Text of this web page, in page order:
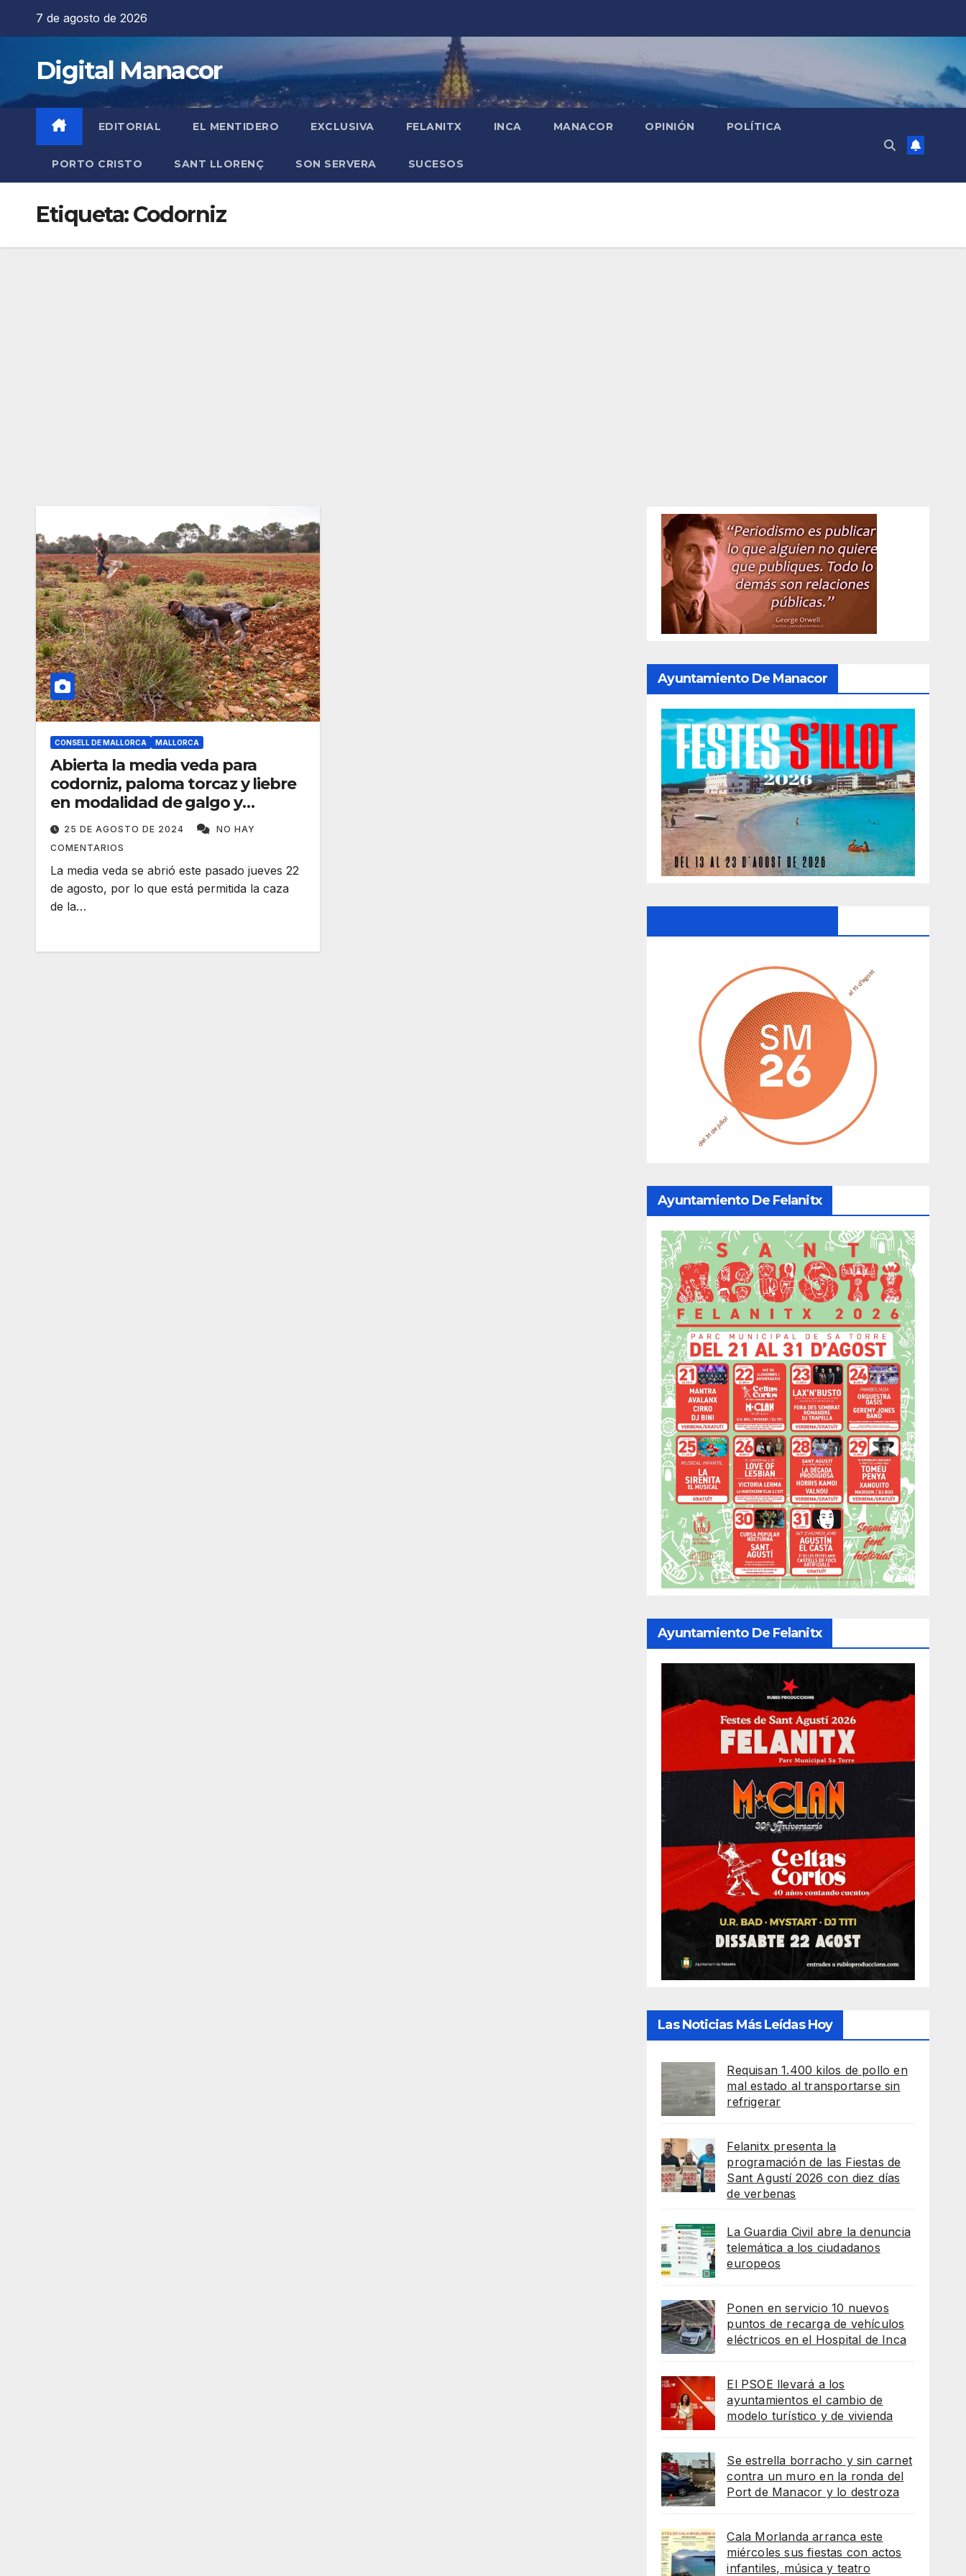
7 de agosto de 2026
Digital Manacor
EDITORIAL EL MENTIDERO EXCLUSIVA FELANITX INCA MANACOR OPINIÓN POLÍTICA
PORTO CRISTO SANT LLORENÇ SON SERVERA SUCESOS
Etiqueta:Codorniz
CONSELL DE MALLORCA MALLORCA
Abierta la media veda para
codorniz, paloma torcaz y liebre
en modalidad de galgo y
cetrería
25 DE AGOSTO DE 2024
NO HAY
COMENTARIOS
La media veda se abrió este pasado jueves 22
de agosto, por lo que está permitida la caza
de la…
Ayuntamiento De Manacor
Ayuntamiento De Felanitx
Ayuntamiento De Felanitx
Las Noticias Más Leídas Hoy
Requisan 1.400 kilos de pollo en
mal estado al transportarse sin
refrigerar
Felanitx presenta la
programación de las Fiestas de
Sant Agustí 2026 con diez días
de verbenas
La Guardia Civil abre la denuncia
telemática a los ciudadanos
europeos
Ponen en servicio 10 nuevos
puntos de recarga de vehículos
eléctricos en el Hospital de Inca
El PSOE llevará a los
ayuntamientos el cambio de
modelo turístico y de vivienda
Se estrella borracho y sin carnet
contra un muro en la ronda del
Port de Manacor y lo destroza
Cala Morlanda arranca este
miércoles sus fiestas con actos
infantiles, música y teatro